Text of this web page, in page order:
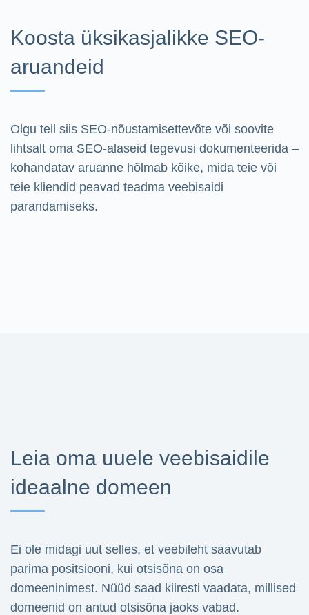
Koosta üksikasjalikke SEO-
aruandeid
Olgu teil siis SEO-nõustamisettevõte või soovite
lihtsalt oma SEO-alaseid tegevusi dokumenteerida –
kohandatav aruanne hõlmab kõike, mida teie või
teie kliendid peavad teadma veebisaidi
parandamiseks.
Leia oma uuele veebisaidile
ideaalne domeen
Ei ole midagi uut selles, et veebileht saavutab
parima positsiooni, kui otsisõna on osa
domeeninimest. Nüüd saad kiiresti vaadata, millised
domeenid on antud otsisõna jaoks vabad.